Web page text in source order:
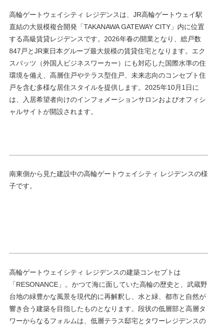
高輪ゲートウェイシティ レジデンスは、JR高輪ゲートウェイ駅
直結の大規模複合開発「TAKANAWA GATEWAY CITY」内に位置
する高級賃貸レジデンスです。2026年春の開業となり、総戸数
847戸とJR東日本グループ最大規模の賃貸住宅となります。エク
スパッツ（外国人ビジネスワーカー）にも対応した国際水準の住
環境を備え、高層住戸やテラス型住戸、未来志向のコンセプト住
戸を含む多様な居住スタイルを提供します。2025年10月1日に
は、入居希望者向けのインフォメーションサロンおよびオフィシ
ャルサイトが開設されます。
南東側から見た建設中の高輪ゲートウェイシティ レジデンスの様
子です。
高輪ゲートウェイシティ レジデンスの建築コンセプトは
「RESONANCE」。かつて海に面していた高輪の歴史と、武蔵野
台地の緑豊かな風景を現代的に再解釈し、水と緑、都市と自然が
響き合う建築を目指したものとなります。段状の低層部と高層タ
ワーからなるフォルムは、低層テラス邸宅とタワーレジデンスの